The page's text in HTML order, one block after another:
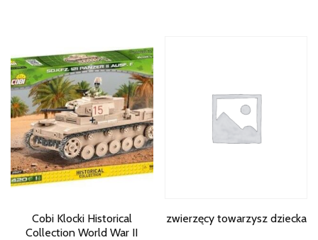
Cobi Klocki Historical
Collection World War II
zwierzęcy towarzysz dziecka